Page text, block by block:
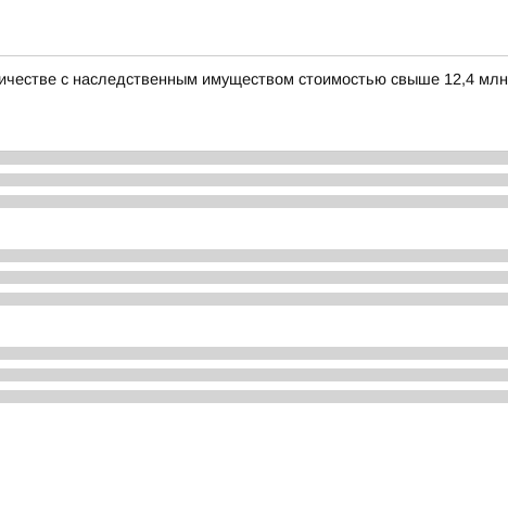
с наследственным имуществом стоимостью свыше 12,4 млн